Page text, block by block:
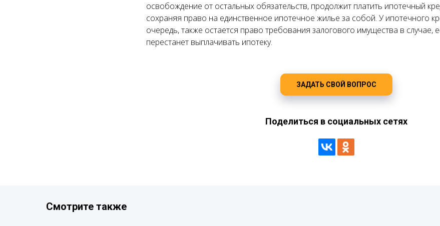
освобождение от остальных обязательств, продолжит платить ипотечный
сохраняя право на единственное ипотечное жилье за собой. У ипотечного
очередь, также остается право требования залогового имущества в случае,
перестанет выплачивать ипотеку.
ЗАДАТЬ СВОЙ ВОПРОС
Поделиться в социальных сетях
Смотрите также